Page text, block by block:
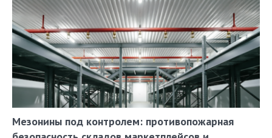
Мезонины под контролем: противопожарная